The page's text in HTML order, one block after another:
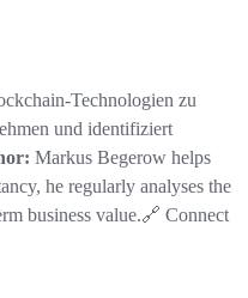
Technologien zu
und identifiziert
Markus Begerow helps
he regularly analyses the
business value.🔗 Connect